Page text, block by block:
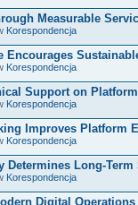
Measurable
Korespondencja
Encourages
Korespondencja
Support on
Korespondencja
Improves Platform
Korespondencja
Determines Long-
Korespondencja
Digital Operations